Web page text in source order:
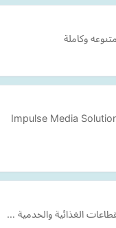
وكاملة
Impulse Media
الغذائية والخدمية …